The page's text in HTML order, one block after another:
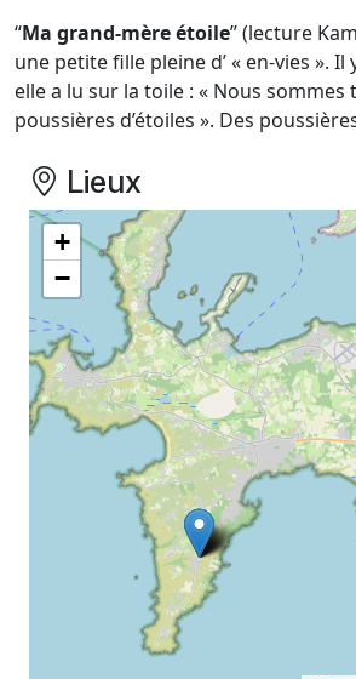
“Ma grand-mère étoile” (lecture
une petite fille pleine d’ « en-vies ».
elle a lu sur la toile : « Nous sommes
poussières d’étoiles ». Des
Lieux
+
−